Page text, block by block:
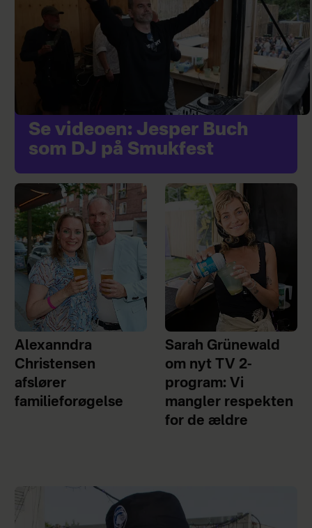
Se videoen: Jesper Buch
som DJ på Smukfest
Alexanndra
Christensen
afslører
familieforøgelse
Sarah Grünewald
om nyt TV 2-
program: Vi
mangler respekten
for de ældre